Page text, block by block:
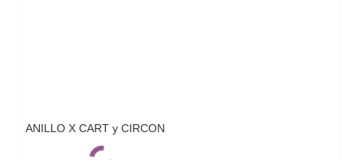
ANILLO X CART y CIRCON